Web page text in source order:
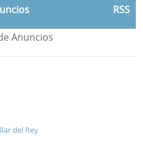
RSS
del Rey